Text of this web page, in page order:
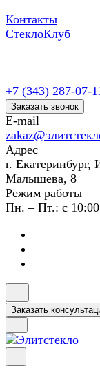
Контакты
СтеклоКлуб
+7 (343) 287-07-
Заказать звонок
E-mail
Адрес
г.
Малышева, 8
Режим работы
Пн. – Пт.: с
Заказать